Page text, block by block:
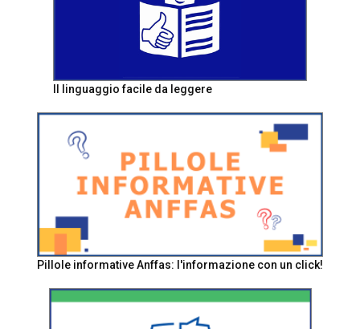
Il linguaggio facile da leggere
Pillole informative Anffas: l'informazione con un click!